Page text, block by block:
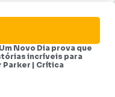
Novo Dia prova que
incríveis para
Parker | Crítica